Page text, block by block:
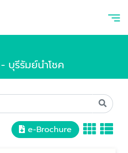
บุรีรัมย์นำโชค
e-Brochure